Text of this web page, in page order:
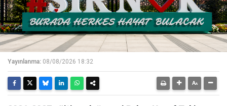
Yayınlanma: 08/08/2026 18:32